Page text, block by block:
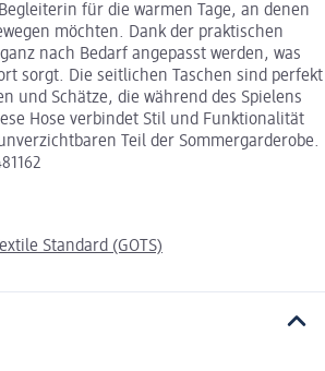
für die warmen Tage, an denen
möchten. Dank der praktischen
nach Bedarf angepasst werden, was
sorgt. Die seitlichen Taschen sind perfekt
und Schätze, die während des Spielens
Hose verbindet Stil und Funktionalität
Teil der Sommergarderobe.
Standard (GOTS)